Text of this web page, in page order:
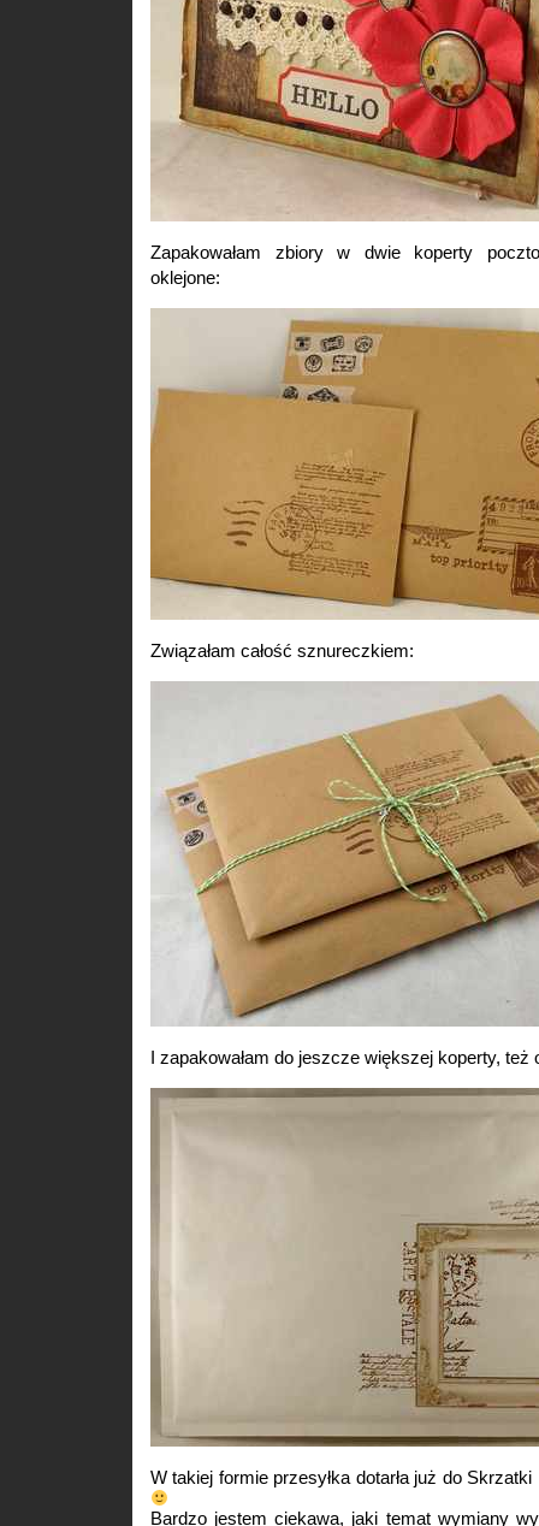
Zapakowałam zbiory w dwie koperty
oklejone:
Związałam całość sznureczkiem:
I zapakowałam do jeszcze większej koperty, też
W takiej formie przesyłka dotarła już do Skrzatki
Bardzo jestem ciekawa, jaki temat wymiany